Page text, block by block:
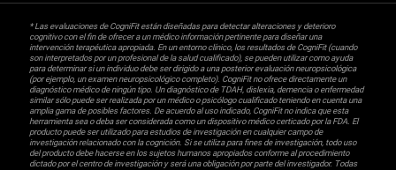
* Las evaluaciones de CogniFit están diseñadas para detectar alteraciones y deterioro
cognitivo con el fin de ofrecer a un médico información pertinente para diseñar una
intervención terapéutica apropiada. En un entorno clínico, los resultados de CogniFit (cuando
son interpretados por un profesional de la salud cualificado), se pueden utilizar como ayuda
para determinar si un individuo debe ser dirigido a una posterior evaluación neuropsicológica
(por ejemplo, un examen neuropsicológico completo). CogniFit no ofrece directamente un
diagnóstico médico de ningún tipo. Un diagnóstico de TDAH, dislexia, demencia o enfermedad
similar sólo puede ser realizada por un médico o psicólogo cualificado teniendo en cuenta una
amplia gama de posibles factores. De acuerdo al uso indicado, CogniFit no indica que esta
herramienta sea o deba ser considerada como un dispositivo médico certicado por la FDA. El
producto puede ser utilizado para estudios de investigación en cualquier campo de
investigación relacionado con la cognición. Si se utiliza para fines de investigación, todo uso
del producto debe hacerse en los sujetos humanos apropiados conforme al procedimiento
dictado por el centro de investigación y será una obligación por parte del investigador. Todas